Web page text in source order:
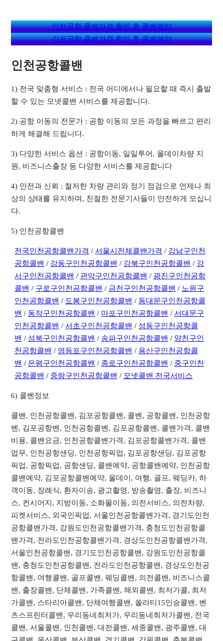
인천공항 콜밴가격 확인 후 콜밴예약
김포공항 콜밴가격 확인 후 콜밴예약
인천공항콜밴
1) 전국 맞춤형 서비스 : 전국 어디에서나 필요할 때 즉시 출발
할 수 있는 모넷콜밴 서비스를 제공합니다.
2) 공항 이동의 전문가 : 공항 이동의 모든 과정을 빠르고 편리
하게 해결해 드립니다.
3) 다양한 서비스 옵션 : 공항이동, 일일투어, 올데이차량 지
원, 비즈니스출장 등 다양한 서비스를 제공합니다
4) 안전과 신뢰 : 철저한 차량 관리와 정기 점검으로 언제나 최
상의 상태를 유지하며, 친절한 전문기사들이 안전하게 모십니
다.
5) 인천공항콜밴
전국인천공항콜밴가격 /서울시전체콜밴가격 / 강남구인천
공항콜밴 / 강동구인천공항콜밴 / 강북구인천공항콜밴 / 강
서구인천공항콜밴 / 관악구인천공항콜밴 / 광진구인천공항
콜밴 / 구로구인천공항콜밴 / 금천구인천공항콜밴 / 노원구
인천공항콜밴 / 도봉구인천공항콜밴 / 동대문구인천공항콜
밴 / 동작구인천공항콜밴 / 마포구인천공항콜밴 /서대문구
인천공항콜밴 /서초구인천공항콜밴 / 성동구인천공항콜
밴 / 성북구인천공항콜밴 / 송파구인천공항콜밴 / 양천구인
천공항콜밴 / 영등포구인천공항콜밴 / 용산구인천공항콜
밴 / 은평구인천공항콜밴 / 종로구인천공항콜밴 / 중구인천
공항콜밴 / 중랑구인천공항콜밴 / 모넷콜밴 전국서비스
6) 콜벤정보
콜밴, 인천공항콜밴, 김포공항콜밴, 콜벤, 공항콜밴, 인천공항
벤, 김포공항벤, 인천공항콜벤, 김포공항콜벤, 콜밴가격, 콜밴
비용, 콜밴요금, 인천공항콜밴가격, 김포공항콜밴가격, 콜밴
업무, 인천공항샌딩, 인천공항픽업, 김포공항샌딩, 김포공항
픽업, 공항픽업, 공항샌딩, 콜밴예약, 공항콜밴예약, 인천공항
콜밴예약, 김포공항콜밴예약, 올데이, 여행, 골프, 웨딩카, 하
객이동, 장례식, 환자이송, 광고촬영, 방송촬영, 출장, 비즈니
스, 컨시어지, 지방이동, 소화물이동, 의전서비스, 의전차량,
피켓서비스, 외국인픽업, 서울인천공항콜밴가격, 경기도인천
공항콜밴가격, 강원도인천공항콜밴가격, 충청도인천공항콜
밴가격, 전라도인천공항콜밴가격, 경상도인천공항콜밴가격,
서울인천공항콜밴, 경기도인천공항콜밴, 강원도인천공항콜
밴, 충청도인천공항콜밴, 전라도인천공항콜밴, 경상도인천공
항콜밴, 여행콜밴, 골프콜밴, 웨딩콜밴, 의전콜밴, 비즈니스콜
밴, 출장콜밴, 단체콜밴, 가족콜밴, 해외콜밴, 최저가콜, 최저
가콜밴, 스타리아콜밴, 단체여행콜밴, 쏠라티15인승콜밴, 벤
츠스프린터콜밴, 우리동네최저가, 우리동네최저가콜밴, 전국
콜밴, 서울콜밴, 인천콜밴, 대전콜밴, 세종콜밴, 광주콜밴, 대